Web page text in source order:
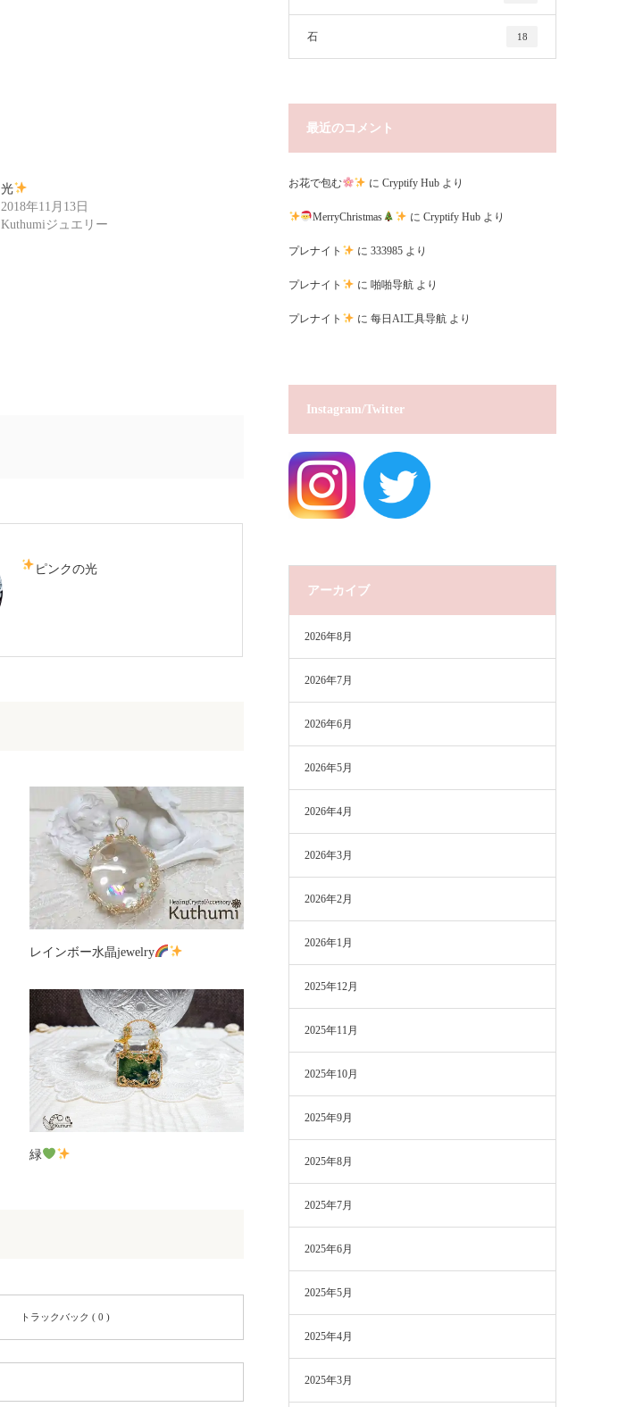
光
2018年11月13日
Kuthumiジュエリー
ピンクの光
レインボー水晶jewelry
緑
トラックバック ( 0 )
石 18
最近のコメント
お花で包む にCryptify Hub より
MerryChristmas に Cryptify Hubより
プレナイト に 333985より
プレナイト に 啪啪导航より
プレナイト に 每日AI工具导航より
Instagram/Twitter
アーカイブ
2026年8月
2026年7月
2026年6月
2026年5月
2026年4月
2026年3月
2026年2月
2026年1月
2025年12月
2025年11月
2025年10月
2025年9月
2025年8月
2025年7月
2025年6月
2025年5月
2025年4月
2025年3月